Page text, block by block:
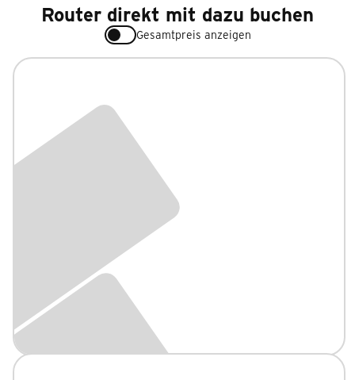
Router direkt mit dazu buchen
Gesamtpreis anzeigen